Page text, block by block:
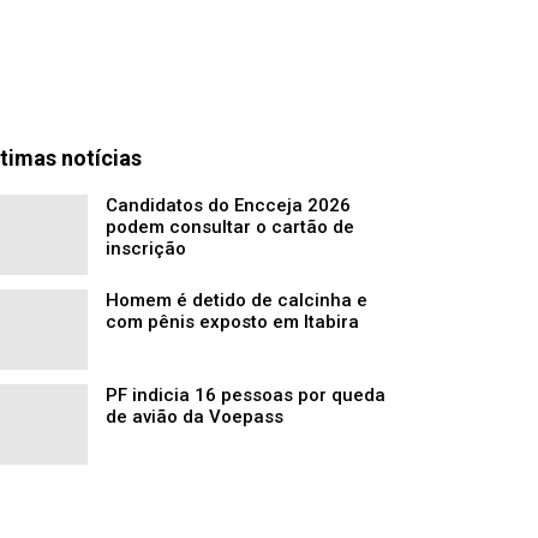
notícias
Candidatos do Encceja 2026
podem consultar o cartão de
inscrição
Homem é detido de calcinha e
com pênis exposto em Itabira
PF indicia 16 pessoas por queda
de avião da Voepass